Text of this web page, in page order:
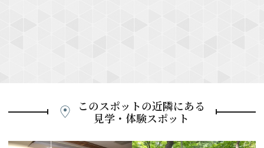
このスポットの近隣にある
見学・体験スポット